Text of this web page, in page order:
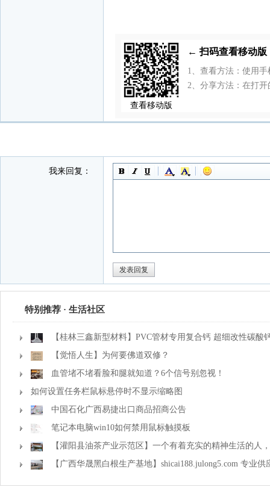
查看移动版
← 扫码查看移动版
1、查看方法：使用
2、分享方法：在打
我来回复：
特别推荐 · 生活社区
【桂林三鑫新型材料】PVC管材专用复合钙 超细改性碳酸
【觉悟人生】为何要佛道双修？
血管堵不堵看脸和腿就知道？6个信号别忽视！
如何设置任务栏鼠标悬停时不显示缩略图
中国石化广西易捷出口商品招商公告
笔记本电脑win10如何禁用鼠标触摸板
【灌阳县油茶产业示范区】一个有着充实的精神生活的人
一种淡泊的态度【广西华晟黑白根生产基地】shicai188.julong5.com 专业